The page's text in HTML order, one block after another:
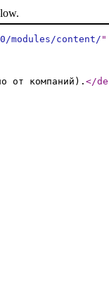
content/"
от компаний). </